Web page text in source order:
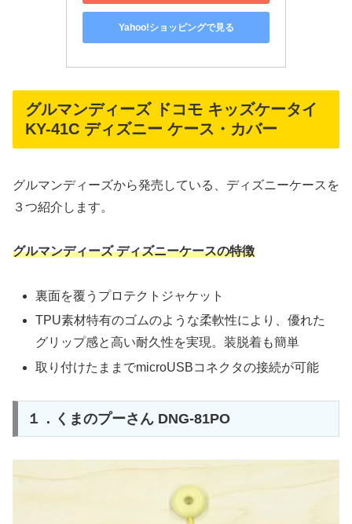
Yahoo!ショッピングで見る
グルマンディーズ ドコモ キッズケータイ
KY-41C ディズニー ケース・カバー
グルマンディーズから発売している、ディズニーケースを
３つ紹介します。
グルマンディーズ ディズニーケースの特徴
裏面を覆うプロテクトジャケット
TPU素材特有のゴムのような柔軟性により、優れた
グリップ感と高い耐久性を実現。装脱着も簡単
取り付けたままでmicroUSBコネクタの接続が可能
１．くまのプーさん DNG-81PO